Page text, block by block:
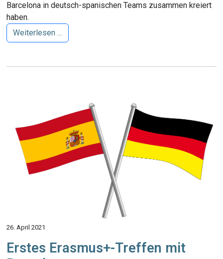
Barcelona in deutsch-spanischen Teams zusammen kreiert
haben.
Weiterlesen …
26. April 2021
Erstes Erasmus+-Treffen mit